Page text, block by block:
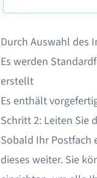
Durch Auswahl des
Es werden
erstellt
Es enthält
Schritt 2: Leiten Sie
Sobald Ihr Postfach
dieses weiter. Sie